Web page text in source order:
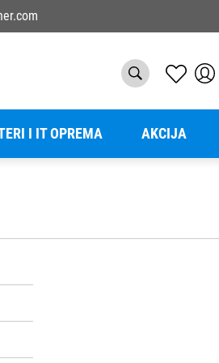
I IT OPREMA AKCIJA